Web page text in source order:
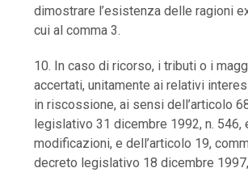
dimostrare l’esistenza delle ragioni
cui al comma 3.
10. In caso di ricorso, i tributi o i
accertati, unitamente ai relativi
in riscossione, ai sensi dell’articolo
legislativo 31 dicembre 1992, n. 546,
modificazioni, e dell’articolo 19,
decreto legislativo 18 dicembre